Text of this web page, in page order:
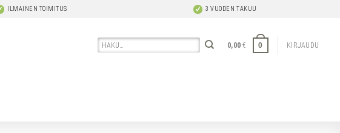
ILMAINEN TOIMITUS 3 VUODEN TAKUU
Etsi:
0,00€ 0 KIRJAUDU